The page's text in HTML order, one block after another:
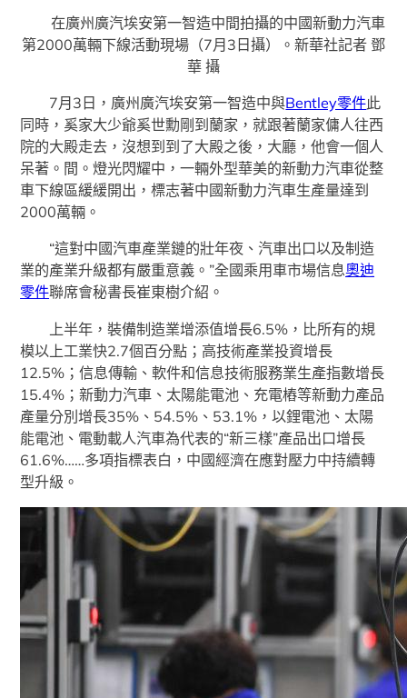
在廣州廣汽埃安第一智造中間拍攝的中國新動力汽車
第2000萬輛下線活動現場（7月3日攝）。新華社記者 鄧
華 攝
7月3日，廣州廣汽埃安第一智造中與Bentley零件此
同時，奚家大少爺奚世勳剛到蘭家，就跟著蘭家傭人往西
院的大殿走去，沒想到到了大殿之後，大廳，他會一個人
呆著。間。燈光閃耀中，一輛外型華美的新動力汽車從整
車下線區緩緩開出，標志著中國新動力汽車生產量達到
2000萬輛。
“這對中國汽車產業鏈的壯年夜、汽車出口以及制造
業的產業升級都有嚴重意義。”全國乘用車市場信息奧迪
零件聯席會秘書長崔東樹介紹。
上半年，裝備制造業增添值增長6.5%，比所有的規
模以上工業快2.7個百分點；高技術產業投資增長
12.5%；信息傳輸、軟件和信息技術服務業生產指數增長
15.4%；新動力汽車、太陽能電池、充電樁等新動力產品
產量分別增長35%、54.5%、53.1%，以鋰電池、太陽
能電池、電動載人汽車為代表的“新三樣”產品出口增長
61.6%……多項指標表白，中國經濟在應對壓力中持續轉
型升級。